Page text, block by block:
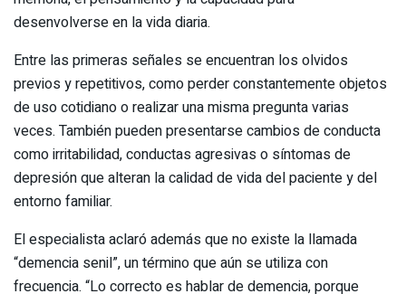
desenvolverse en la vida diaria.
Entre las primeras señales se encuentran los olvidos
previos y repetitivos, como perder constantemente objetos
de uso cotidiano o realizar una misma pregunta varias
veces. También pueden presentarse cambios de conducta
como irritabilidad, conductas agresivas o síntomas de
depresión que alteran la calidad de vida del paciente y del
entorno familiar.
El especialista aclaró además que no existe la llamada
“demencia senil”, un término que aún se utiliza con
frecuencia. “Lo correcto es hablar de demencia, porque